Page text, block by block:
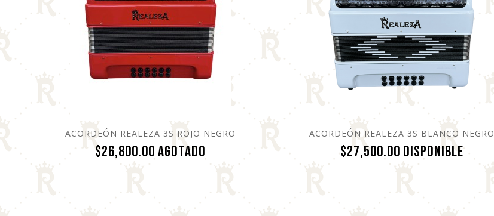
ACORDEÓN REALEZA 3S ROJO NEGRO
$26,800.00 Agotado
ACORDEÓN REALEZA 3S BLANCO NEGRO
$27,500.00 DisponiblePrecio